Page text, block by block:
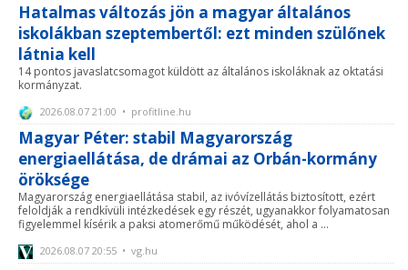
Hatalmas változás jön a magyar általános
iskolákban szeptembertől: ezt minden szülőnek
látnia kell
14 pontos javaslatcsomagot küldött az általános iskoláknak az oktatási
kormányzat.
2026.08.07 21:00 • profitline.hu
Magyar Péter: stabil Magyarország
energiaellátása, de drámai az Orbán-kormány
öröksége
Magyarország energiaellátása stabil, az ivóvízellátás biztosított, ezért
feloldják a rendkívüli intézkedések egy részét, ugyanakkor folyamatosan
figyelemmel kísérik a paksi atomerőmű működését, ahol a ...
2026.08.07 20:55 • vg.hu